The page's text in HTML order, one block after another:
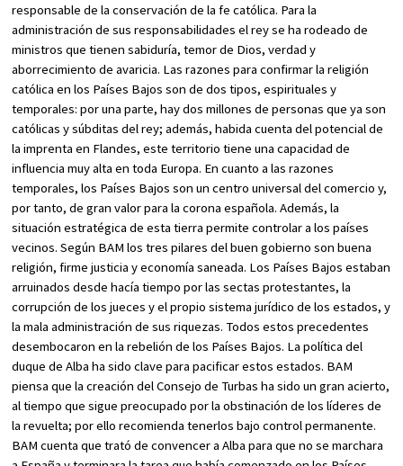
responsable de la conservación de la fe católica. Para la
administración de sus responsabilidades el rey se ha rodeado de
ministros que tienen sabiduría, temor de Dios, verdad y
aborrecimiento de avaricia. Las razones para confirmar la religión
católica en los Países Bajos son de dos tipos, espirituales y
temporales: por una parte, hay dos millones de personas que ya son
católicas y súbditas del rey; además, habida cuenta del potencial de
la imprenta en Flandes, este territorio tiene una capacidad de
influencia muy alta en toda Europa. En cuanto a las razones
temporales, los Países Bajos son un centro universal del comercio y,
por tanto, de gran valor para la corona española. Además, la
situación estratégica de esta tierra permite controlar a los países
vecinos. Según BAM los tres pilares del buen gobierno son buena
religión, firme justicia y economía saneada. Los Países Bajos estaban
arruinados desde hacía tiempo por las sectas protestantes, la
corrupción de los jueces y el propio sistema jurídico de los estados, y
la mala administración de sus riquezas. Todos estos precedentes
desembocaron en la rebelión de los Países Bajos. La política del
duque de Alba ha sido clave para pacificar estos estados. BAM
piensa que la creación del Consejo de Turbas ha sido un gran acierto,
al tiempo que sigue preocupado por la obstinación de los líderes de
la revuelta; por ello recomienda tenerlos bajo control permanente.
BAM cuenta que trató de convencer a Alba para que no se marchara